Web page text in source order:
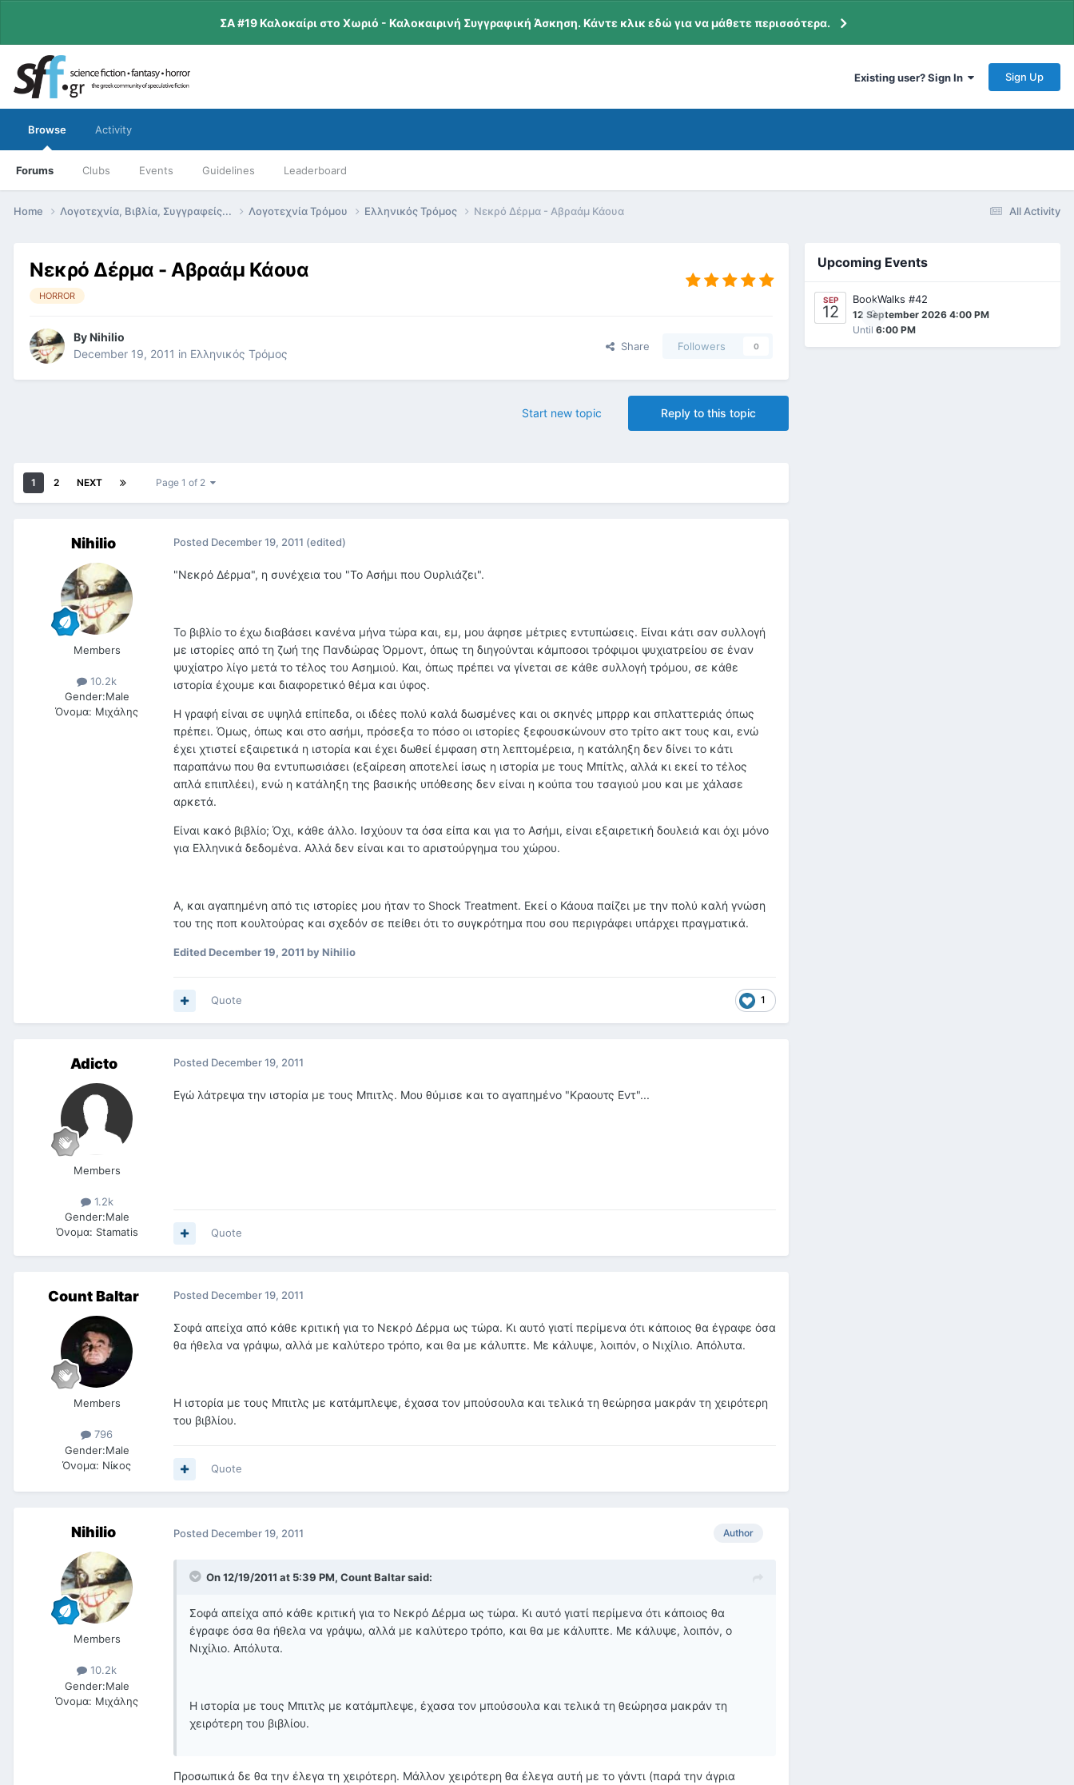
ΣΑ #19 Καλοκαίρι στο Χωριό - Καλοκαιρινή Συγγραφική Άσκηση. Κάντε κλικ εδώ για να μάθετε περισσότερα.
Existing user? Sign In Sign Up
Browse
Forums Clubs Events Guidelines Leaderboard
Activity
All Activity
Home Λογοτεχνία, Βιβλία, Συγγραφείς... Λογοτεχνία Τρόμου Ελληνικός Τρόμος Νεκρό Δέρμα - Αβραάμ Κάουα
Νεκρό Δέρμα - Αβραάμ Κάουα
HORROR
ByNihilio
December 19, 2011 in Ελληνικός Τρόμος
Share Followers 0
Reply to this topic
Start new topic
1 2 NEXT Page 1 of 2
Nihilio
Members
10.2k
Gender:Male
Όνομα: Μιχάλης
Posted December 19, 2011 (edited)
"Νεκρό Δέρμα", η συνέχεια του "Το Ασήμι που Ουρλιάζει".
Το βιβλίο το έχω διαβάσει κανένα μήνα τώρα και, εμ, μου άφησε μέτριες εντυπώσεις. Είναι κάτι σαν συλλογή
με ιστορίες από τη ζωή της Πανδώρας Όρμοντ, όπως τη διηγούνται κάμποσοι τρόφιμοι ψυχιατρείου σε έναν
ψυχίατρο λίγο μετά το τέλος του Ασημιού. Και, όπως πρέπει να γίνεται σε κάθε συλλογή τρόμου, σε κάθε
ιστορία έχουμε και διαφορετικό θέμα και ύφος.
Η γραφή είναι σε υψηλά επίπεδα, οι ιδέες πολύ καλά δωσμένες και οι σκηνές μπρρρ και σπλαττεριάς όπως
πρέπει. Όμως, όπως και στο ασήμι, πρόσεξα το πόσο οι ιστορίες ξεφουσκώνουν στο τρίτο ακτ τους και, ενώ
έχει χτιστεί εξαιρετικά η ιστορία και έχει δωθεί έμφαση στη λεπτομέρεια, η κατάληξη δεν δίνει το κάτι
παραπάνω που θα εντυπωσιάσει (εξαίρεση αποτελεί ίσως η ιστορία με τους Μπίτλς, αλλά κι εκεί το τέλος
απλά επιπλέει), ενώ η κατάληξη της βασικής υπόθεσης δεν είναι η κούπα του τσαγιού μου και με χάλασε
αρκετά.
Είναι κακό βιβλίο; Όχι, κάθε άλλο. Ισχύουν τα όσα είπα και για το Ασήμι, είναι εξαιρετική δουλειά και όχι μόνο
για Ελληνικά δεδομένα. Αλλά δεν είναι και το αριστούργημα του χώρου.
Α, και αγαπημένη από τις ιστορίες μου ήταν το Shock Treatment. Εκεί ο Κάουα παίζει με την πολύ καλή γνώση
του της ποπ κουλτούρας και σχεδόν σε πείθει ότι το συγκρότημα που σου περιγράφει υπάρχει πραγματικά.
EditedDecember 19, 2011 by Nihilio
1
Quote
Adicto
Members
1.2k
Gender:Male
Όνομα: Stamatis
Posted December 19, 2011
Εγώ λάτρεψα την ιστορία με τους Μπιτλς. Μου θύμισε και το αγαπημένο "Κραουτς Εντ"...
Quote
Count Baltar
Members
796
Gender:Male
Όνομα: Νίκος
Posted December 19, 2011
Σοφά απείχα από κάθε κριτική για το Νεκρό Δέρμα ως τώρα. Κι αυτό γιατί περίμενα ότι κάποιος θα έγραφε όσα
θα ήθελα να γράψω, αλλά με καλύτερο τρόπο, και θα με κάλυπτε. Με κάλυψε, λοιπόν, ο Νιχίλιο. Απόλυτα.
Η ιστορία με τους Μπιτλς με κατάμπλεψε, έχασα τον μπούσουλα και τελικά τη θεώρησα μακράν τη χειρότερη
του βιβλίου.
Quote
Nihilio
Members
10.2k
Gender:Male
Όνομα: Μιχάλης
Author
Posted December 19, 2011
On 12/19/2011 at 5:39 PM, Count Baltar said:
Σοφά απείχα από κάθε κριτική για το Νεκρό Δέρμα ως τώρα. Κι αυτό γιατί περίμενα ότι κάποιος θα
έγραφε όσα θα ήθελα να γράψω, αλλά με καλύτερο τρόπο, και θα με κάλυπτε. Με κάλυψε, λοιπόν, ο
Νιχίλιο. Απόλυτα.
Η ιστορία με τους Μπιτλς με κατάμπλεψε, έχασα τον μπούσουλα και τελικά τη θεώρησα μακράν τη
χειρότερη του βιβλίου.
Προσωπικά δε θα την έλεγα τη χειρότερη. Μάλλον χειρότερη θα έλεγα αυτή με το γάντι (παρά την άγρια
Upcoming Events
SEP
12 0
BookWalks #42
12 September 2026 4:00 PM
Until 6:00 PM